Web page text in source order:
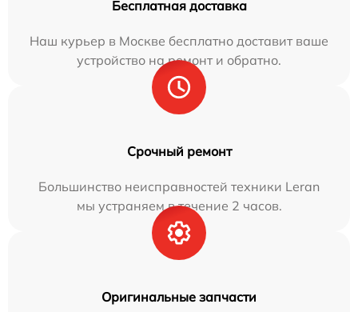
Бесплатная доставка
Наш курьер в Москве бесплатно доставит ваше
устройство на ремонт и обратно.
Срочный ремонт
Большинство неисправностей техники Leran
мы устраняем в течение 2 часов.
Оригинальные запчасти